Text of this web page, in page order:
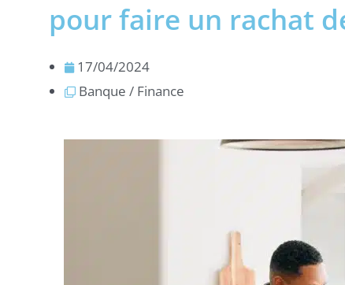
pour faire un rachat
17/04/2024
Banque / Finance